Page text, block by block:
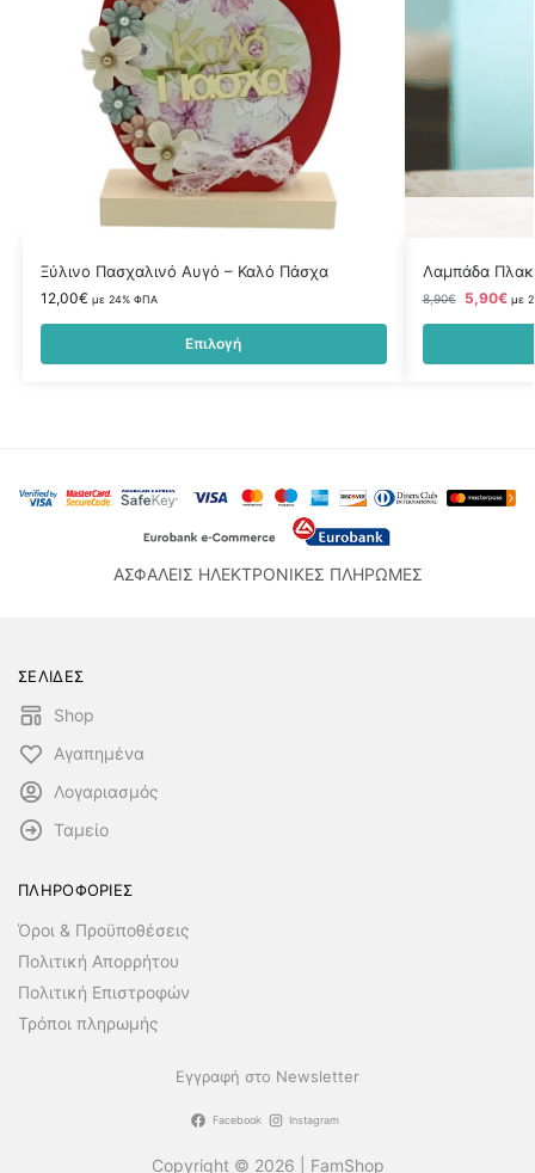
Ξύλινο Πασχαλινό Αυγό – Καλό Πάσχα
12,00€ με 24% ΦΠΑ
Επιλογή
Λαμπάδα
8,90€ 5,90€ με
ΑΣΦΑΛΕΙΣ ΗΛΕΚΤΡΟΝΙΚΕΣ ΠΛΗΡΩΜΕΣ
ΣΕΛΙΔΕΣ
Shop
Αγαπημένα
Λογαριασμός
Ταμείο
ΠΛΗΡΟΦΟΡΙΕΣ
Όροι & Προϋποθέσεις
Πολιτική Απορρήτου
Πολιτική Επιστροφών
Τρόποι πληρωμής
Εγγραφή στο Newsletter
Facebook Instagram
Copyright © 2026 | FamShop